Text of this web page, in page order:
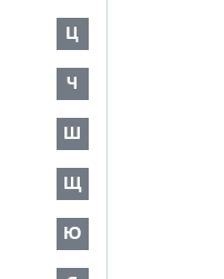
Ц
Ч
Ш
Щ
Ю